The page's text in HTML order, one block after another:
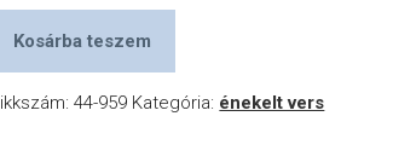
Kosárba teszem
44-959 Kategória: énekelt vers